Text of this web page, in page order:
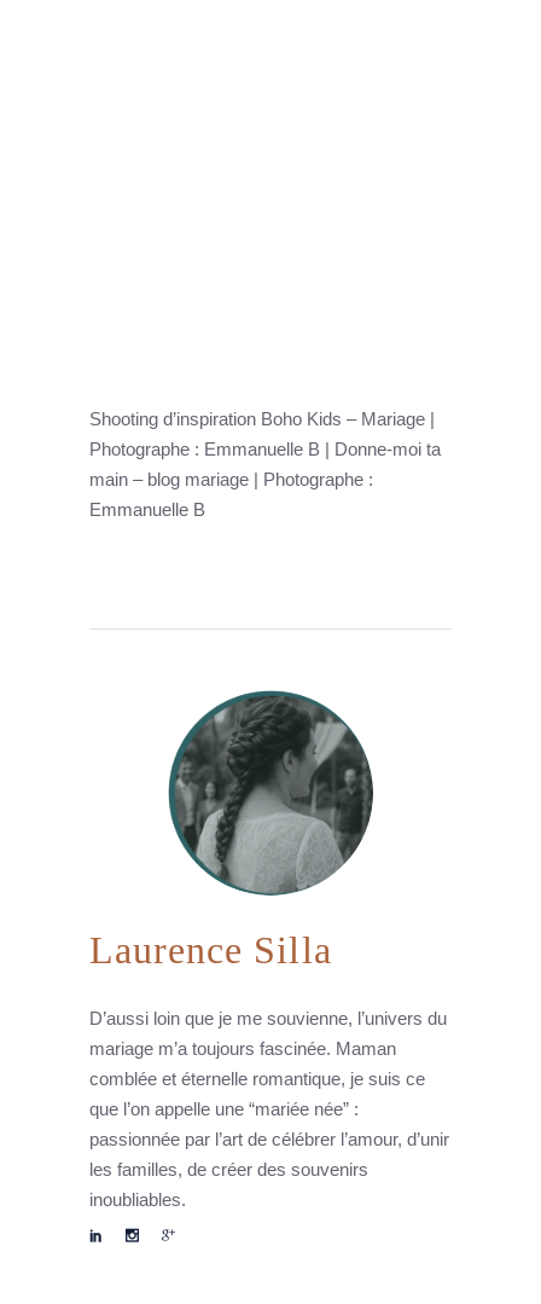
Shooting d’inspiration Boho Kids – Mariage |
Photographe : Emmanuelle B | Donne-moi ta
main – blog mariage | Photographe :
Emmanuelle B
Laurence Silla
D’aussi loin que je me souvienne, l’univers du
mariage m’a toujours fascinée. Maman
comblée et éternelle romantique, je suis ce
que l’on appelle une “mariée née” :
passionnée par l’art de célébrer l’amour, d’unir
les familles, de créer des souvenirs
inoubliables.